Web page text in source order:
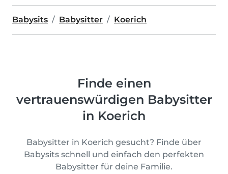
Babysits Babysitter Koerich
Finde einen
vertrauenswürdigen Babysitter
in Koerich
Babysitter in Koerich gesucht? Finde über
Babysits schnell und einfach den perfekten
Babysitter für deine Familie.